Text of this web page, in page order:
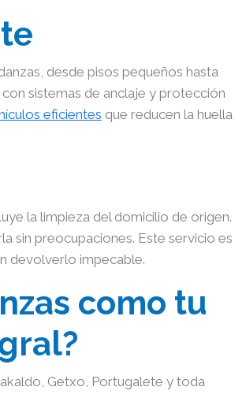
desde pisos pequeños hasta
sistemas de anclaje y protección
eficientes que reducen la huella
la limpieza del domicilio de origen.
sin preocupaciones. Este servicio es
devolverlo impecable.
como tu
Getxo, Portugalete y toda